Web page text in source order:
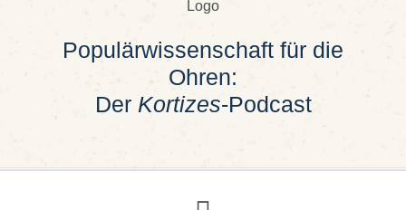
Datenschutz
Populärwissenschaft für die
Ohren:
Der Kortizes-Podcast